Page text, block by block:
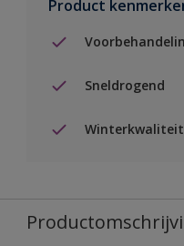
Product
Sneldrogend
Winterkwaliteit